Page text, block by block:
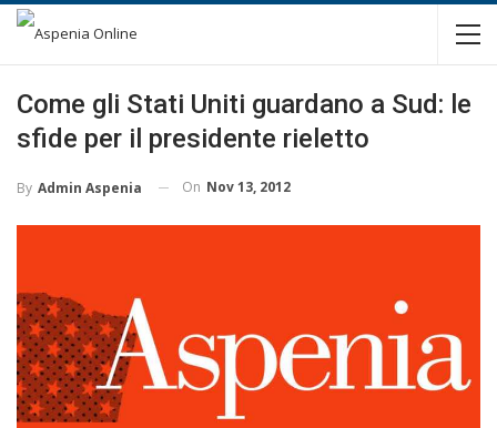
Come gli Stati Uniti guardano a Sud: le
sfide per il presidente rieletto
By Admin Aspenia On Nov 13, 2012